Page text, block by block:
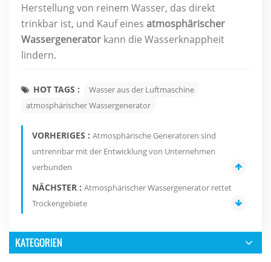
Herstellung von reinem Wasser, das direkt
trinkbar ist, und Kauf eines atmosphärischer
Wassergenerator kann die Wasserknappheit
lindern.
HOT TAGS :
Wasser aus der Luftmaschine
atmosphärischer Wassergenerator
VORHERIGES : Atmosphärische Generatoren sind
untrennbar mit der Entwicklung von Unternehmen
verbunden
NÄCHSTER : Atmosphärischer Wassergenerator rettet
Trockengebiete
KATEGORIEN